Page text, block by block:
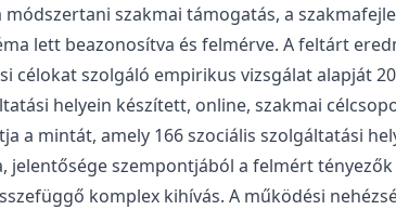
szakmai támogatás, a
lett beazonosítva és felmérve. A feltárt
célokat szolgáló empirikus vizsgálat alapját
helyein készített, online, szakmai
a mintát, amely 166 szociális szolgáltatási
szempontjából a felmért
komplex kihívás. A működési